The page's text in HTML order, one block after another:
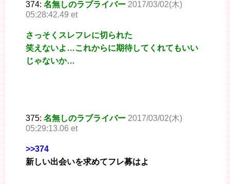
374: 名無しのラブライバー 2017/03/02(木)
05:28:42.49 et
さっそくスレフレに切られた
笑えないよ…これからに期待してくれてもいい
じゃないか…
375: 名無しのラブライバー 2017/03/02(木)
05:29:13.06 et
>>374
新しい出会いを求めてフレ募はよ